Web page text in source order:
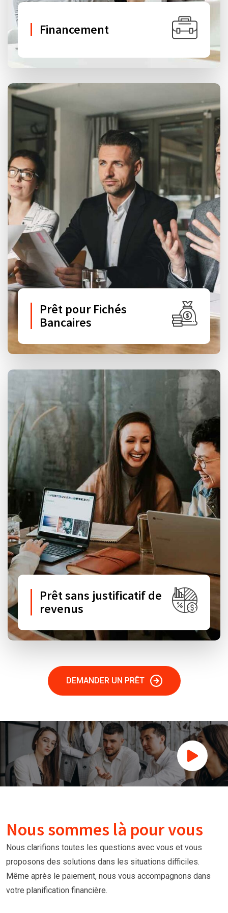
Financement
Prêt pour Fichés
Bancaires
Prêt sans justificatif de
revenus
DEMANDER UN PRÊT
Nous sommes là pour vous
Nous clarifions toutes les questions avec vous et vous
proposons des solutions dans les situations difficiles.
Même après le paiement, nous vous accompagnons dans
votre planification financière.